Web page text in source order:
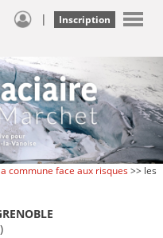
| Inscription
commune face aux risques>> les